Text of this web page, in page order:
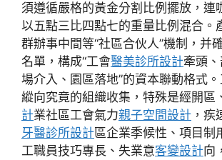
須遵循嚴格的黃金分割比例擺放，連
以五點三比四點七的重量比例混合。
群辦事中間等“社區合伙人”機制，并
名單，構成“工會醫美診所設計牽頭
場介入、園區落地”的資本聯動格式
縱向究竟的組織收集，特殊是經開區
計業社區工會氣力親子空間設計 ，疾
牙醫診所設計區企業季候性、項目制
工職員技巧專長、失業意客變設計向